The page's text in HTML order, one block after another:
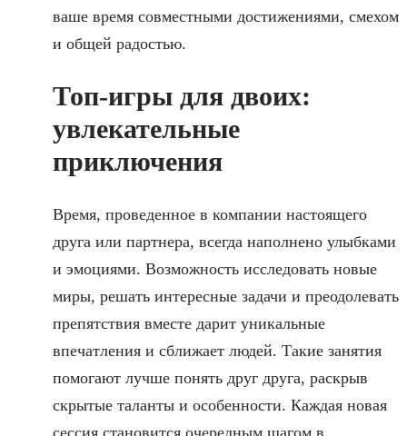
ваше время совместными достижениями, смехом
и общей радостью.
Топ-игры для двоих:
увлекательные
приключения
Время, проведенное в компании настоящего
друга или партнера, всегда наполнено улыбками
и эмоциями. Возможность исследовать новые
миры, решать интересные задачи и преодолевать
препятствия вместе дарит уникальные
впечатления и сближает людей. Такие занятия
помогают лучше понять друг друга, раскрыв
скрытые таланты и особенности. Каждая новая